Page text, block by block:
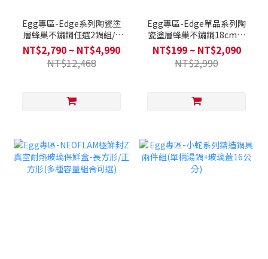
Egg專區-Edge系列陶瓷塗
層蜂巢不鏽鋼任選2鍋組/3
鍋/4鍋全套(不挑爐具，瓦斯
爐電磁爐可用)送不鏽鋼玻璃
鍋蓋+木製鍋鏟+湯勺
NT$2,790 ~ NT$4,990
NT$12,468
Egg專區-Edge單品系列陶
瓷塗層蜂巢不鏽鋼18cm單
柄湯鍋 / 24cm平底鍋 /
28cm平底鍋 / 28cm炒鍋
(不挑爐具，瓦斯爐電磁爐可
NT$199 ~ NT$2,090
NT$2,990